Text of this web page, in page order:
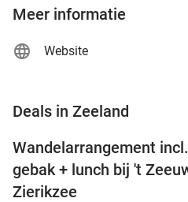
Meer informatie
Website
Deals in Zeeland
TODAY
Wandelarrangement
gebak + lunch bij 't
Zierikzee